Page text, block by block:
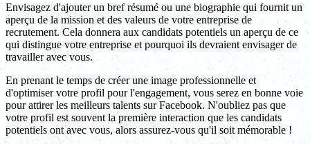
Envisagez d'ajouter un bref résumé ou une biographie qui fournit un
aperçu de la mission et des valeurs de votre entreprise de
recrutement. Cela donnera aux candidats potentiels un aperçu de ce
qui distingue votre entreprise et pourquoi ils devraient envisager de
travailler avec vous.
En prenant le temps de créer une image professionnelle et
d'optimiser votre profil pour l'engagement, vous serez en bonne voie
pour attirer les meilleurs talents sur Facebook. N'oubliez pas que
votre profil est souvent la première interaction que les candidats
potentiels ont avec vous, alors assurez-vous qu'il soit mémorable !